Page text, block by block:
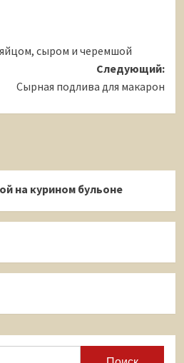
сыром и черемшой
Следующий:
Сырная подлива для макарон
на курином бульоне